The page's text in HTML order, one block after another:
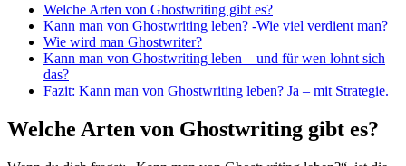
Welche Arten von Ghostwriting gibt es?
Kann man von Ghostwriting leben? -Wie viel verdient man?
Wie wird man Ghostwriter?
Kann man von Ghostwriting leben – und für wen lohnt sich
das?
Fazit: Kann man von Ghostwriting leben? Ja – mit Strategie.
Welche Arten von Ghostwriting gibt es?